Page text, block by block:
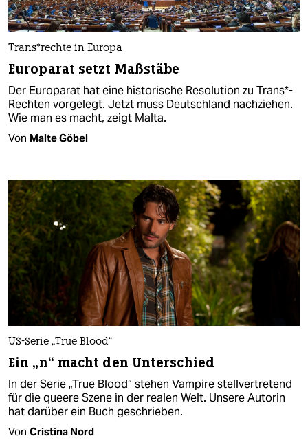
Trans*rechte in Europa
Europarat setzt Maßstäbe
Der Europarat hat eine historische Resolution zu Trans*-
Rechten vorgelegt. Jetzt muss Deutschland nachziehen.
Wie man es macht, zeigt Malta.
Von Malte Göbel
US-Serie „True Blood“
Ein „n“ macht den Unterschied
In der Serie „True Blood“ stehen Vampire stellvertretend
für die queere Szene in der realen Welt. Unsere Autorin
hat darüber ein Buch geschrieben.
Von Cristina Nord